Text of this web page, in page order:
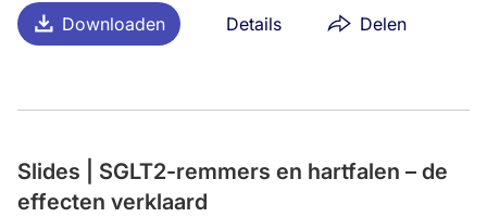
Downloaden Details Delen
Slides | SGLT2-remmers en hartfalen – de
effecten verklaard